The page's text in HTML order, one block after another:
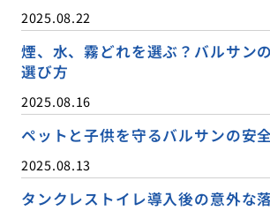
2025.08.22
煙、水、霧どれを選ぶ？バルサン
選び方
2025.08.16
ペットと子供を守るバルサンの安
2025.08.13
タンクレストイレ導入後の意外な